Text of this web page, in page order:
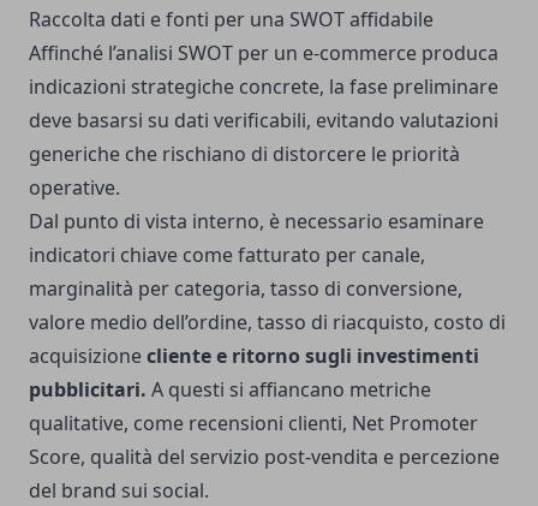
Raccolta dati e fonti per una SWOT affidabile
Affinché l’analisi SWOT per un e-commerce produca
indicazioni strategiche concrete, la fase preliminare
deve basarsi su dati verificabili, evitando valutazioni
generiche che rischiano di distorcere le priorità
operative.
Dal punto di vista interno, è necessario esaminare
indicatori chiave come fatturato per canale,
marginalità per categoria, tasso di conversione,
valore medio dell’ordine, tasso di riacquisto, costo di
acquisizionecliente e ritorno sugli investimenti
pubblicitari. A questi si affiancano metriche
qualitative, come recensioni clienti, Net Promoter
Score, qualità del servizio post-vendita e percezione
del brand sui social.